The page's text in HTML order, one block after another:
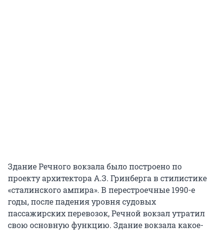
Здание Речного вокзала было построено по
проекту архитектора А.З. Гринберга в стилистике
«сталинского ампира». В перестроечные 1990-е
годы, после падения уровня судовых
пассажирских перевозок, Речной вокзал утратил
свою основную функцию. Здание вокзала какое-